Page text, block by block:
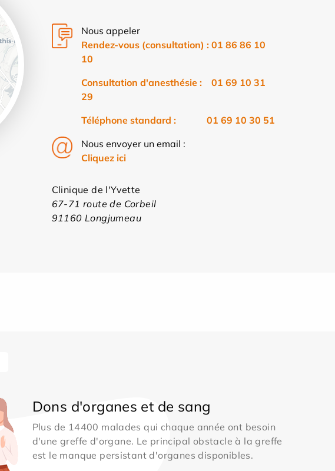
Nous appeler
Rendez-vous (consultation) : 01 86 86 10
10
Consultation d'anesthésie : 01 69 10 31
29
Téléphone standard : 01 69 10 30 51
Nous envoyer un email :
Cliquez ici
Clinique de l'Yvette
67-71 route de Corbeil
91160 Longjumeau
Dons d'organes et de sang
Plus de 14400 malades qui chaque année ont besoin
d'une greffe d'organe. Le principal obstacle à la greffe
est le manque persistant d'organes disponibles.